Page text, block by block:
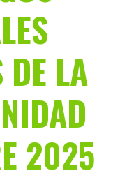
DE LA
2025